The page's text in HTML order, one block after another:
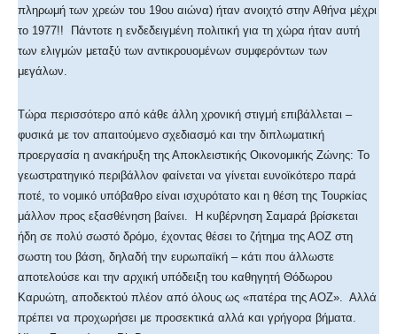
πληρωμή των χρεών του 19ου αιώνα) ήταν ανοιχτό στην Αθήνα μέχρι
το 1977!! Πάντοτε η ενδεδειγμένη πολιτική για τη χώρα ήταν αυτή
των ελιγμών μεταξύ των αντικρουομένων συμφερόντων των
μεγάλων.
Τώρα περισσότερο από κάθε άλλη χρονική στιγμή επιβάλλεται –
φυσικά με τον απαιτούμενο σχεδιασμό και την διπλωματική
προεργασία η ανακήρυξη της Αποκλειστικής Οικονομικής Ζώνης: Το
γεωστρατηγικό περιβάλλον φαίνεται να γίνεται ευνοϊκότερο παρά
ποτέ, το νομικό υπόβαθρο είναι ισχυρότατο και η θέση της Τουρκίας
μάλλον προς εξασθένηση βαίνει. Η κυβέρνηση Σαμαρά βρίσκεται
ήδη σε πολύ σωστό δρόμο, έχοντας θέσει το ζήτημα της ΑΟΖ στη
σωστη του βάση, δηλαδή την ευρωπαϊκή – κάτι που άλλωστε
αποτελούσε και την αρχική υπόδειξη του καθηγητή Θόδωρου
Καρυώτη, αποδεκτού πλέον από όλους ως «πατέρα της ΑΟΖ». Αλλά
πρέπει να προχωρήσει με προσεκτικά αλλά και γρήγορα βήματα.